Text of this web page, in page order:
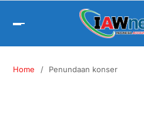
Home Penundaan konser